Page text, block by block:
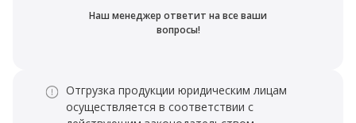
Наш менеджер ответит на все ваши
вопросы!
Отгрузка продукции юридическим лицам
осуществляется в соответствии с